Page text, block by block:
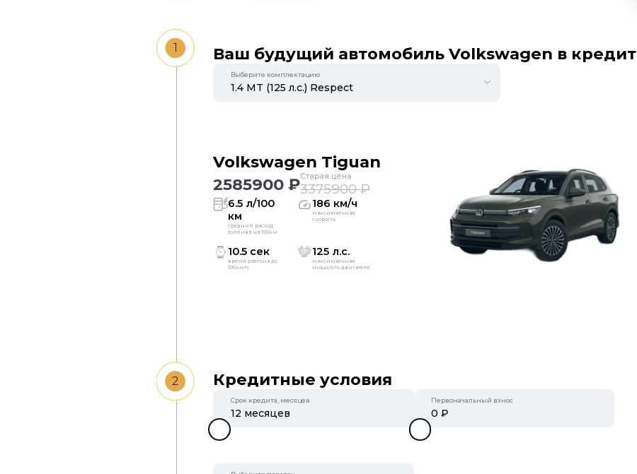
1 Ваш будущий автомобиль Volkswagen в кредит
Выберите комплектацию
Volkswagen Tiguan
2585900 ₽Старая цена
3375900 ₽
6.5 л/100
км
средний расход
топлива на 100км
186 км/ч
максимальная
скорость
10.5 сек
время разгона до
100км/ч
125 л.с.
максимальная
мощность двигателя
2 Кредитные условия
Срок кредита, месяцев Первоначальный взнос